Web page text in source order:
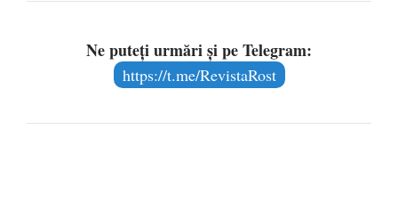
Ne puteți urmări și pe Telegram:
https://t.me/RevistaRost